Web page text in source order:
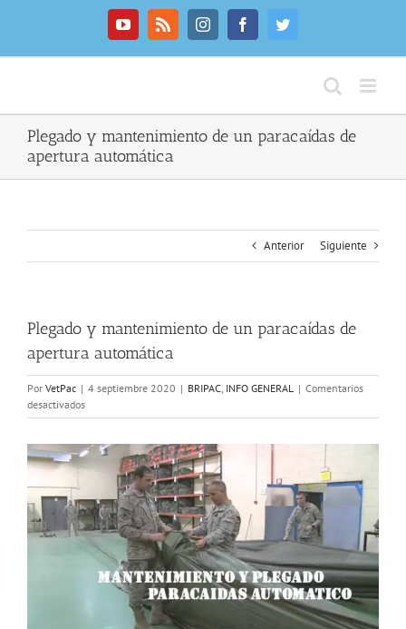
YouTubeRss InstagramFacebookTwitter
Plegado y mantenimiento de un paracaídas de
apertura automática
Anterior Siguiente
Plegado y mantenimiento de un paracaídas de
apertura automática
Por VetPac | 4 septiembre 2020 | BRIPAC, INFO GENERAL | Comentarios
desactivadosen
Plegado
mantenimiento
de
paracaídas
de
apertura
automática
Ver
imagen
más
grande